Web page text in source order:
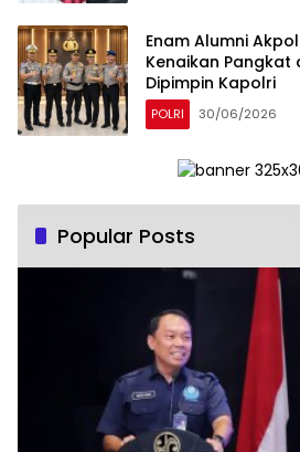
Enam Alumni
Kenaikan
Dipimpin Kapolri
POLRI 30/06/2026
Popular Posts